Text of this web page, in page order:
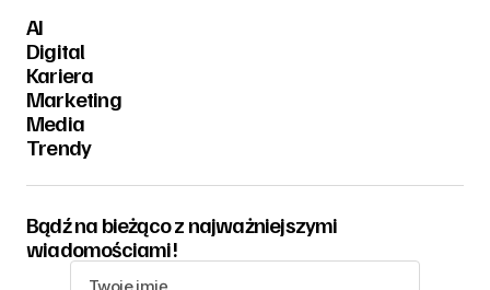
AI
Digital
Kariera
Marketing
Media
Trendy
Bądź na bieżąco z najważniejszymi
wiadomościami!